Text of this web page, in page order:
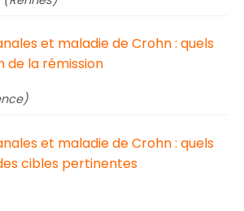
et maladie de Crohn : quels
de la rémission
et maladie de Crohn : quels
cibles pertinentes